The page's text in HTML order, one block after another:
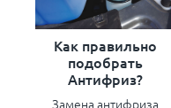
Как правильно
подобрать
Антифриз?
Замена антифриза